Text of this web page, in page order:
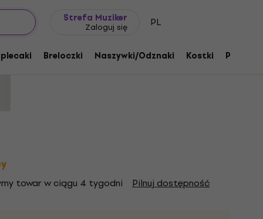
Strefa Muziker
Zaloguj się PL
Breloczki Naszywki/Odznaki Kostki Prezenty
Print) Green S Koszulka
towar w ciągu 4 tygodni Pilnuj dostępność